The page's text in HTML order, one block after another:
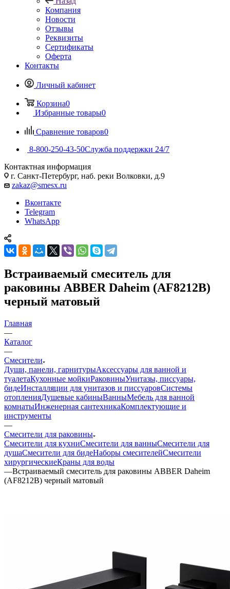
Компания
Новости
Отзывы
Реквизиты
Сертификаты
Оферта
Контакты
Личный кабинет
Корзина0
Избранные товары0
Сравнение товаров0
8-800-250-43-50Служба поддержки 24/7
Контактная информация
г. Санкт-Петербург, наб. реки Волковки, д.9
zakaz@smesx.ru
Вконтакте
Telegram
WhatsApp
Встраиваемый смеситель для
раковины ABBER Daheim (AF8212B)
черный матовый
Главная
—
Каталог
—
Смесители
Души, панели, гарнитурыАксессуары для ванной и
туалетаКухонные мойкиРаковиныУнитазы, писсуары,
бидеИнсталляции для унитазов и писсуаровСистемы
отопленияДушевые кабиныВанныМебель для ванной
комнатыИнженерная сантехникаКомплектующие и
инструменты
—
Смесители для раковины
Смесители для кухниСмесители для ванныСмесители для
душаСмесители для бидеНаборы смесителейСмесители
хирургическиеКраны для воды
—Встраиваемый смеситель для раковины ABBER Daheim
(AF8212B) черный матовый